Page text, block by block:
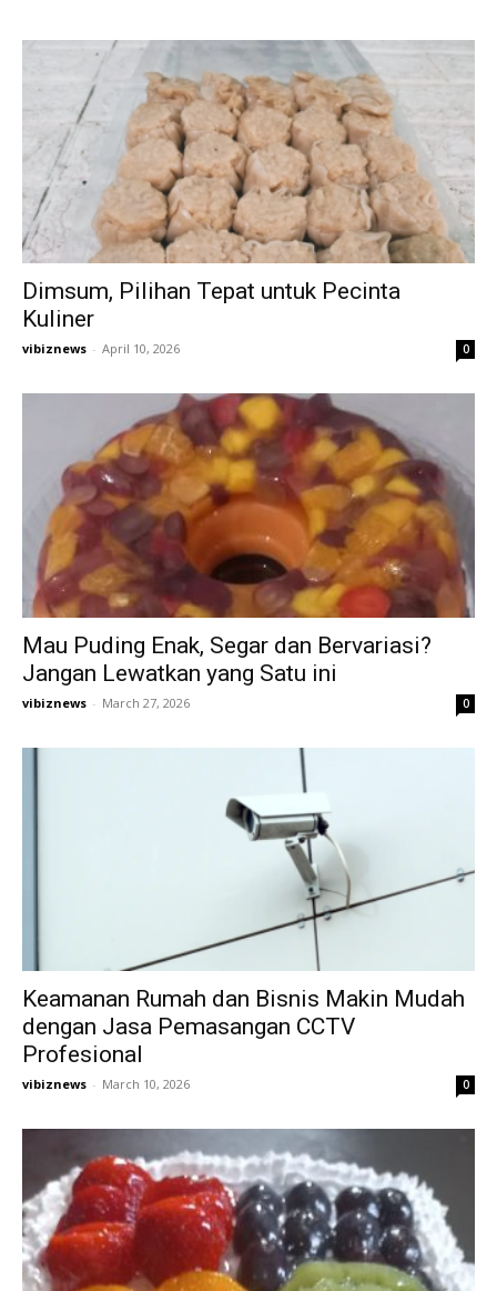
Dimsum, Pilihan Tepat untuk Pecinta
Kuliner
vibiznews - April 10, 2026 0
Mau Puding Enak, Segar dan Bervariasi?
Jangan Lewatkan yang Satu ini
vibiznews - March 27, 2026 0
Keamanan Rumah dan Bisnis Makin Mudah
dengan Jasa Pemasangan CCTV
Profesional
vibiznews - March 10, 2026 0